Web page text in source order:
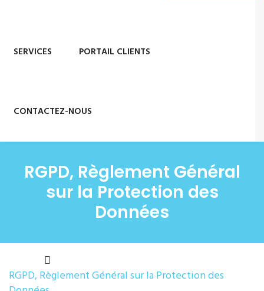
SERVICES PORTAIL CLIENTS
CONTACTEZ-NOUS
RGPD, Règlement Général
sur la Protection des
Données
RGPD, Règlement Général sur la Protection des